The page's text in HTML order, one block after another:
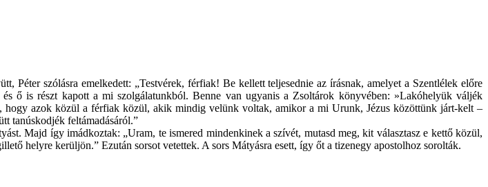
Péter szólásra emelkedett: „Testvérek, férfiak! Be kellett teljesednie az írásnak, amelyet a Szentlélek előre
ő is részt kapott a mi szolgálatunkból. Benne van ugyanis a Zsoltárok könyvében: »Lakóhelyük váljék
hogy azok közül a férfiak közül, akik mindig velünk voltak, amikor a mi Urunk, Jézus közöttünk járt-kelt –
tanúskodjék feltámadásáról.”
Majd így imádkoztak: „Uram, te ismered mindenkinek a szívét, mutasd meg, kit választasz e kettő közül,
helyre kerüljön.” Ezután sorsot vetettek. A sors Mátyásra esett, így őt a tizenegy apostolhoz sorolták.